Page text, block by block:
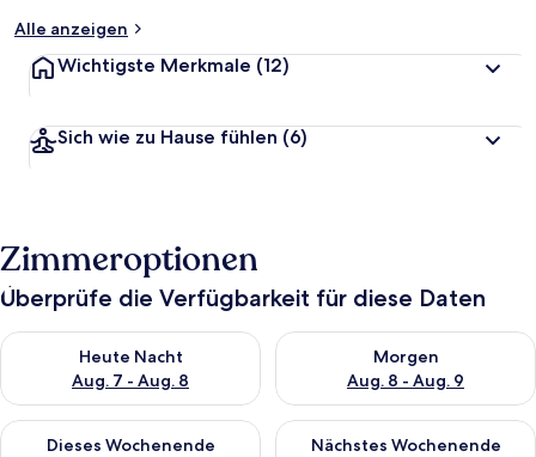
Alle anzeigen
Wichtigste Merkmale (12)
Sich wie zu Hause fühlen (6)
Zimmeroptionen
Überprüfe die Verfügbarkeit für diese Daten
Heute Nacht
Aug. 7 - Aug. 8
Überprüfe die Verfügbarkeit für heute Nacht, Aug. 7 - Aug. 8.
Morgen
Aug. 8 - Aug. 9
Überprüfe die Verfügbarkeit
Dieses Wochenende
Überprüfe die Verfügbarkeit für dieses Wochenende, Aug. 7
Nächstes Wochenende
Überprüfe die Verfügbarkeit